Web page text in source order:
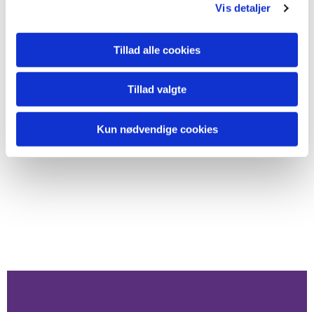
Vis detaljer
Tillad alle cookies
Tillad valgte
Kun nødvendige cookies